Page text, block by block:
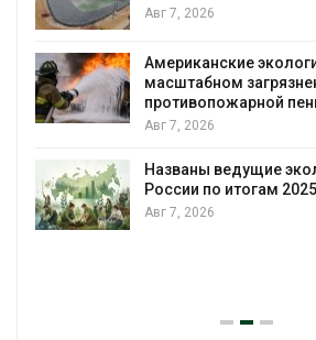
Авг 7, 2026
Американские
масштабном
противопожарной
Авг 7, 2026
Названы ведущие
России по итогам
Авг 7, 2026